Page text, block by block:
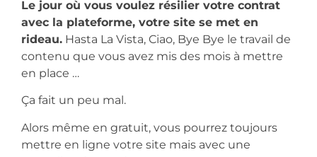
Le jour où vous voulez résilier votre contrat
avec la plateforme, votre site se met en
rideau. Hasta La Vista, Ciao, Bye Bye le travail de
contenu que vous avez mis des mois à mettre
en place …
Ça fait un peu mal.
Alors même en gratuit, vous pourrez toujours
mettre en ligne votre site mais avec une